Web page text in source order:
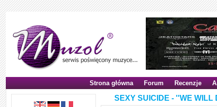
Strona główna Forum Recenzje
SEXY SUICIDE - ''WE WILL